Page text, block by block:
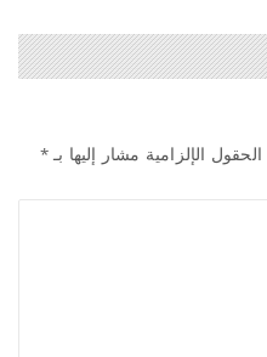
الحقول الإلزامية مشار إليها بـ*